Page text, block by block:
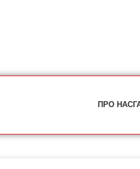
ПРО НАС